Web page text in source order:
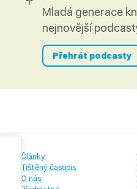
Mladá generace
nejnovější
Přehrát podcasty
Články
Tištěný časopis
O nás